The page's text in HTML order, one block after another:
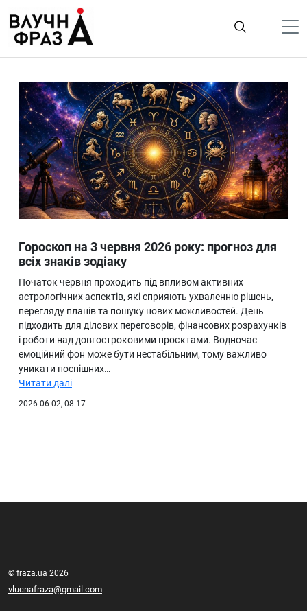
содержимому
Гроші
Життя
Лайфстайл
ТехноНаука
Людина
Ukraine
Про нас
Гороскоп на 3 червня 2026 року: прогноз для
всіх знаків зодіаку
Початок червня проходить під впливом активних
астрологічних аспектів, які сприяють ухваленню рішень,
перегляду планів та пошуку нових можливостей. День
підходить для ділових переговорів, фінансових розрахунків
і роботи над довгостроковими проєктами. Водночас
емоційний фон може бути нестабільним, тому важливо
уникати поспішних…
Читати далі
2026-06-02, 08:17
© fraza.ua 2026
vlucnafraza@gmail.com